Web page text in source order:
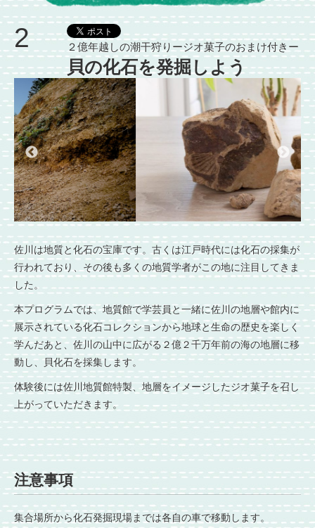
2 ２億年越しの潮干狩りージオ菓子のおまけ付きー
貝の化石を発掘しよう
佐川は地質と化石の宝庫です。古くは江戸時代には化石の採集が
行われており、その後も多くの地質学者がこの地に注目してきま
した。
本プログラムでは、地質館で学芸員と一緒に佐川の地層や館内に
展示されている化石コレクションから地球と生命の歴史を楽しく
学んだあと、佐川の山中に広がる２億２千万年前の海の地層に移
動し、貝化石を採集します。
体験後には佐川地質館特製、地層をイメージしたジオ菓子を召し
上がっていただきます。
注意事項
集合場所から化石発掘現場までは各自の車で移動します。